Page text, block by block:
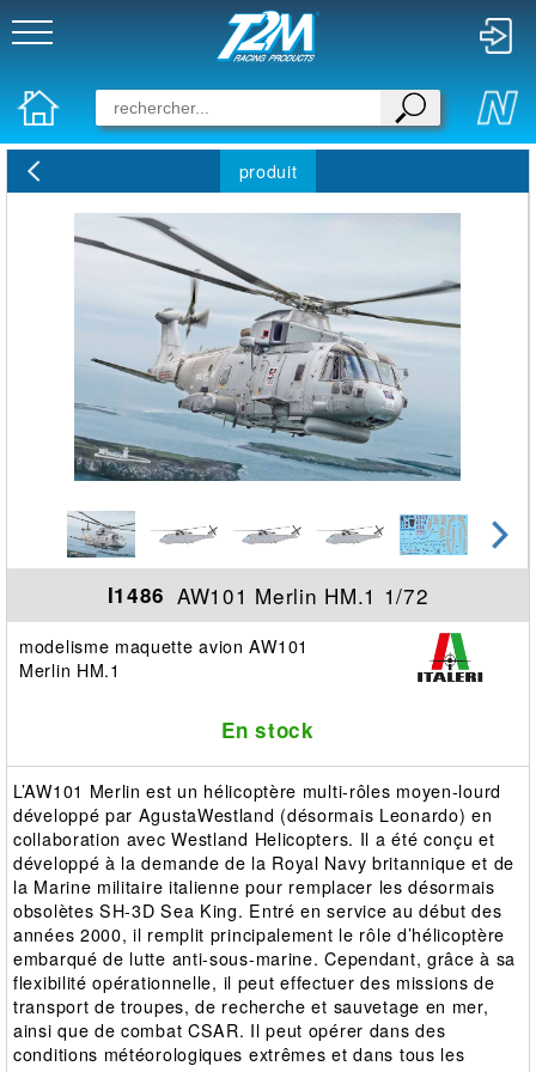
produit
I1486 AW101 Merlin HM.1 1/72
modelisme maquette avion AW101
Merlin HM.1
En stock
L’AW101 Merlin est un hélicoptère multi-rôles moyen-lourd
développé par AgustaWestland (désormais Leonardo) en
collaboration avec Westland Helicopters. Il a été conçu et
développé à la demande de la Royal Navy britannique et de
la Marine militaire italienne pour remplacer les désormais
obsolètes SH-3D Sea King. Entré en service au début des
années 2000, il remplit principalement le rôle d’hélicoptère
embarqué de lutte anti-sous-marine. Cependant, grâce à sa
flexibilité opérationnelle, il peut effectuer des missions de
transport de troupes, de recherche et sauvetage en mer,
ainsi que de combat CSAR. Il peut opérer dans des
conditions météorologiques extrêmes et dans tous les